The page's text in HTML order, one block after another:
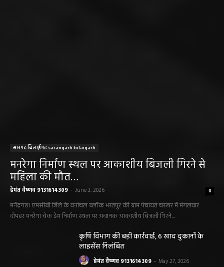
सारंगढ़ बिलाईगढ़ sarangarh bilaigarh
मनरेगा निर्माण स्थल पर आकाशीय बिजली गिरने से
महिला की मौत…
हेमंत वैष्णव 9131614309 - June 3, 2026 0
मनेंद्रगढ़। एमसीबी जिले के वनांचल ब्लॉक भरतपुर की ग्राम पंचायत चरखर में मंगलवार
दोपहर मनरेगा चेक डेम निर्माण स्थल पर अचानक आकाशीय बिजली गिरने...
कृषि विभाग की बड़ी कार्रवाई, 6 खाद दुकानों के
लाइसेंस निलंबित
हेमंत वैष्णव 9131614309 - May 27, 2026